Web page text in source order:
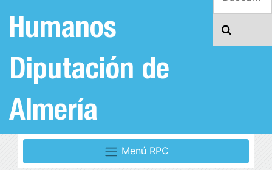
Humanos
Diputación de
Almería
Menú RPC